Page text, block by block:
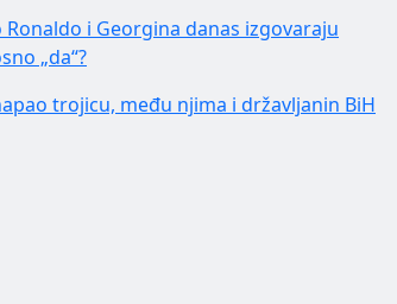
Ronaldo i Georgina danas izgovaraju
„da“?
trojicu, među njima i državljanin BiH